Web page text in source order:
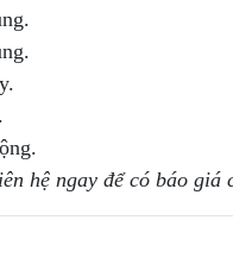
hệ ngay để có báo giá